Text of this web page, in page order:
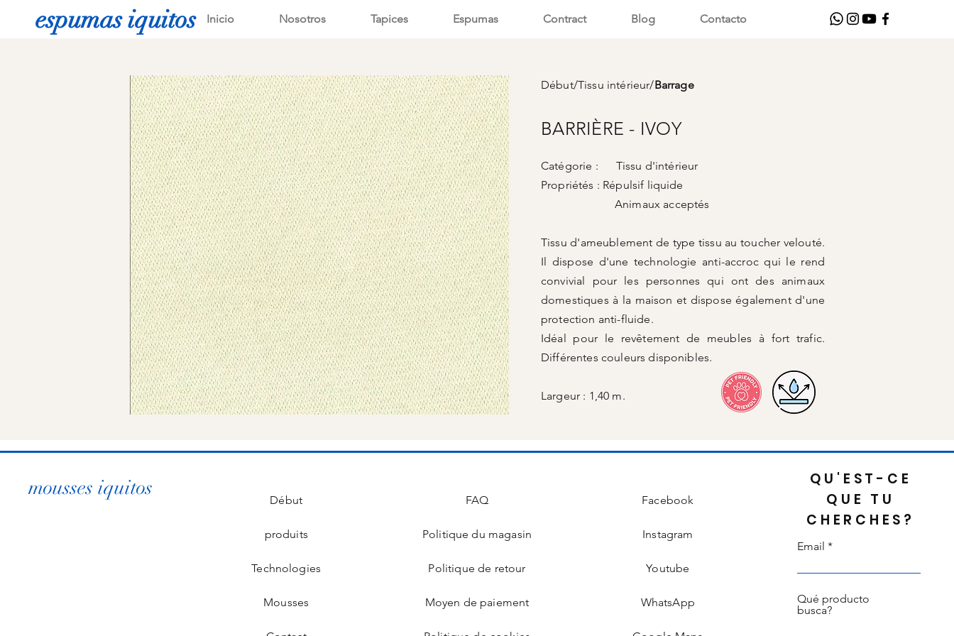
espumas iquitos Inicio Nosotros Tapices Espumas Contract Blog Contacto
Début/Tissu intérieur/Barrage
BARRIÈRE - IVOY
Catégorie : Tissu d'intérieur
Propriétés : Répulsif liquide
Animaux acceptés
Tissu d'ameublement de type tissu au toucher velouté.
Il dispose d'une technologie anti-accroc qui le rend
convivial pour les personnes qui ont des animaux
domestiques à la maison et dispose également d'une
protection anti-fluide.
Idéal pour le revêtement de meubles à fort trafic.
Différentes couleurs disponibles.
Largeur : 1,40 m.
mousses iquitos
Début
produits
Technologies
Mousses
FAQ
Politique du magasin
Politique de retour
Moyen de paiement
Facebook
Instagram
Youtube
WhatsApp
QU'EST-CE
QUE TU
CHERCHES?
Email
Qué producto
busca?